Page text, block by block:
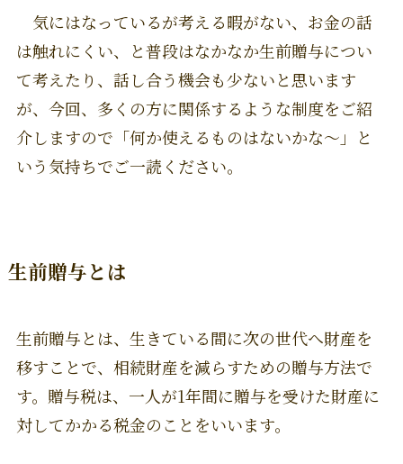
気にはなっているが考える暇がない、お金の話
は触れにくい、と普段はなかなか生前贈与につい
て考えたり、話し合う機会も少ないと思います
が、今回、多くの方に関係するような制度をご紹
介しますので「何か使えるものはないかな～」と
いう気持ちでご一読ください。
生前贈与とは
生前贈与とは、生きている間に次の世代へ財産を
移すことで、相続財産を減らすための贈与方法で
す。贈与税は、一人が1年間に贈与を受けた財産に
対してかかる税金のことをいいます。